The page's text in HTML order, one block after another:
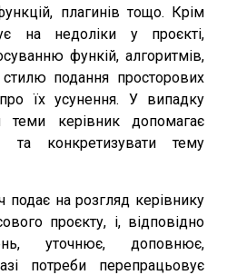
плагинів тощо. Крім
на недоліки у проєкті,
функій, алгоритмів,
стилю подання просторових
їх усунення. У випадку
теми керівник допомагає
та конкретизувати тему
подає на розгляд керівнику
проєкту, і, відповідно
уточнює, доповнює,
потреби перепрацьовує